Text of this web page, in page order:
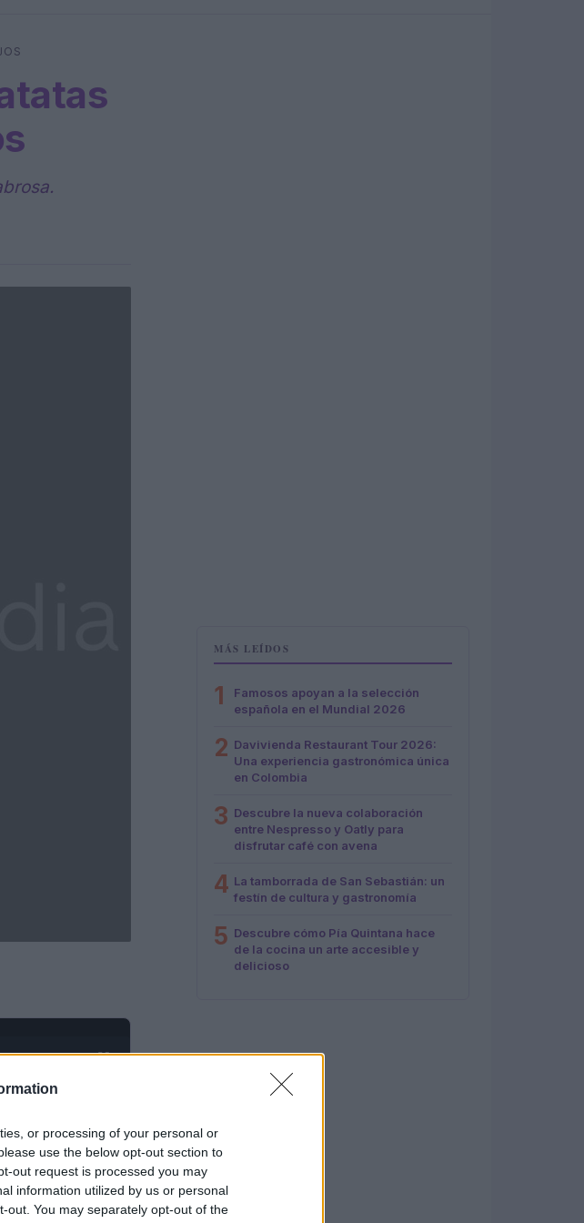
or processing of your personal or
use the below opt-out section to
out request is processed you may
information utilized by us or personal
out. You may separately opt-out of the
AdhubMedia
MÁS LEÍDOS
1
Famosos apoyan a la selección
española en el Mundial 2026
2 Davivienda Restaurant Tour 2026:
Una experiencia gastronómica única
en Colombia
3 Descubre la nueva colaboración
entre Nespresso y Oatly para
disfrutar café con avena
4 La tamborrada de San Sebastián: un
festín de cultura y gastronomía
5 Descubre cómo Pía Quintana hace
de la cocina un arte accesible y
delicioso